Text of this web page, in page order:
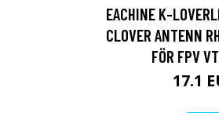
EACHINE K-
CLOVER ANTENN
FÖR FPV
17.1